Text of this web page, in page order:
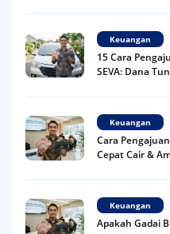
Keuangan
15 Cara
SEVA: Dana
Keuangan
Cara
Cepat Cair &
Keuangan
Apakah Gadai